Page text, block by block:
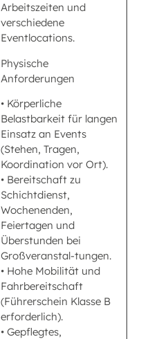
Arbeitszeiten und
verschiedene
Eventlocations.
Physische
Anforderungen
• Körperliche
Belastbarkeit für langen
Einsatz an Events
(Stehen, Tragen,
Koordination vor Ort).
• Bereitschaft zu
Schichtdienst,
Wochenenden,
Feiertagen und
Überstunden bei
Großveranstal-tungen.
• Hohe Mobilität und
Fahrbereitschaft
(Führerschein Klasse B
erforderlich).
• Gepflegtes,